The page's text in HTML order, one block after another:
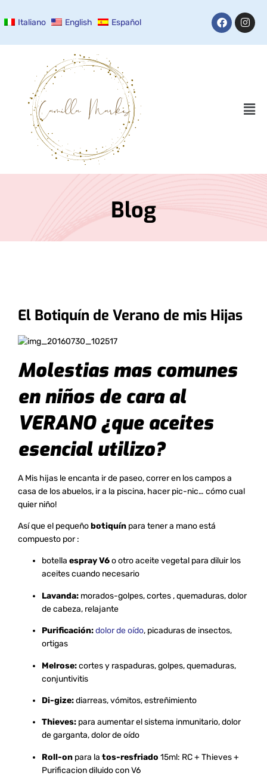
Italiano English Español
Blog
El Botiquín de Verano de mis Hijas
Molestias mas comunes
en niños de cara al
VERANO ¿que aceites
esencial utilizo?
A Mis hijas le encanta ir de paseo, correr en los campos a
casa de los abuelos, ir a la piscina, hacer pic-nic… cómo cual
quier niño!
Así que el pequeñobotiquín para tener a mano está
compuesto por :
botella espray V6o otro aceite vegetal para diluir los
aceites cuando necesario
Lavanda: morados-golpes, cortes , quemaduras, dolor
de cabeza, relajante
Purificación:dolor de oído, picaduras de insectos,
ortigas
Melrose:cortes y raspaduras, golpes, quemaduras,
conjuntivitis
Di-gize:diarreas, vómitos, estreñimiento
Thieves: para aumentar el sistema inmunitario, dolor
de garganta, dolor de oído
Roll-on para la tos-resfriado 15ml: RC + Thieves +
Purificacion diluido con V6